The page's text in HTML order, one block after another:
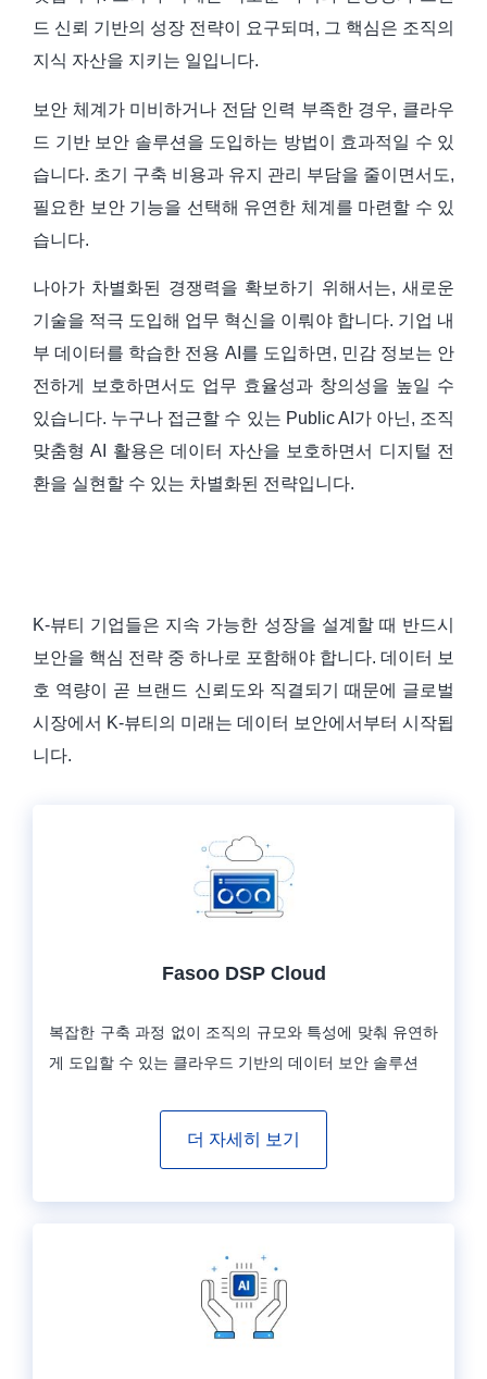
드 신뢰 기반의 성장 전략이 요구되며, 그 핵심은 조직의
지식 자산을 지키는 일입니다.
보안 체계가 미비하거나 전담 인력 부족한 경우, 클라우
드 기반 보안 솔루션을 도입하는 방법이 효과적일 수 있
습니다. 초기 구축 비용과 유지 관리 부담을 줄이면서도,
필요한 보안 기능을 선택해 유연한 체계를 마련할 수 있
습니다.
나아가 차별화된 경쟁력을 확보하기 위해서는, 새로운
기술을 적극 도입해 업무 혁신을 이뤄야 합니다. 기업 내
부 데이터를 학습한 전용 AI를 도입하면, 민감 정보는 안
전하게 보호하면서도 업무 효율성과 창의성을 높일 수
있습니다. 누구나 접근할 수 있는 Public AI가 아닌, 조직
맞춤형 AI 활용은 데이터 자산을 보호하면서 디지털 전
환을 실현할 수 있는 차별화된 전략입니다.
K-뷰티 기업들은 지속 가능한 성장을 설계할 때 반드시
보안을 핵심 전략 중 하나로 포함해야 합니다. 데이터 보
호 역량이 곧 브랜드 신뢰도와 직결되기 때문에 글로벌
시장에서 K-뷰티의 미래는 데이터 보안에서부터 시작됩
니다.
Fasoo DSP Cloud
복잡한 구축 과정 없이 조직의 규모와 특성에 맞춰 유연하
게 도입할 수 있는 클라우드 기반의 데이터 보안 솔루션
더 자세히 보기